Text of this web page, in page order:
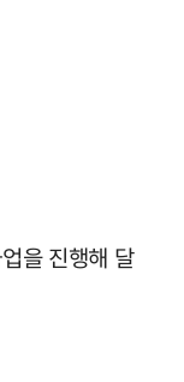
을 진행해 달